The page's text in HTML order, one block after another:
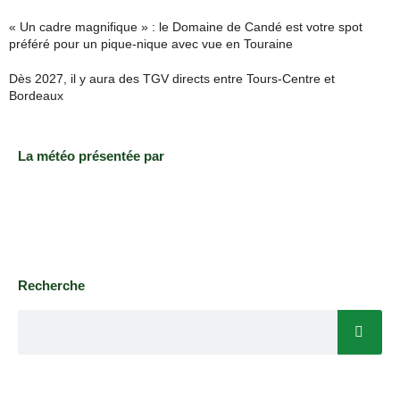
« Un cadre magnifique » : le Domaine de Candé est votre spot
préféré pour un pique-nique avec vue en Touraine
Dès 2027, il y aura des TGV directs entre Tours-Centre et
Bordeaux
La météo présentée par
Recherche